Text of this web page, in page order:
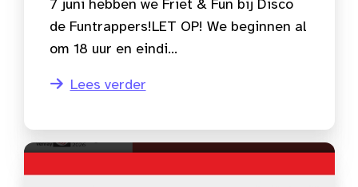
7 juni hebben we Friet & Fun bij Disco
de Funtrappers!LET OP! We beginnen al
om 18 uur en eindi...
Lees verder